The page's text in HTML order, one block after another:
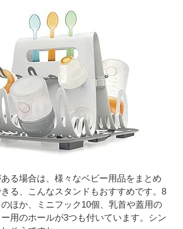
る場合は、様々なベビー用品をまとめ
る、こんなスタンドもおすすめです。8
ほか、ミニフック10個、乳首や蓋用の
用のホールが3つも付いています。シン